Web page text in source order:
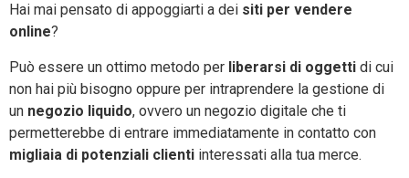
Hai mai pensato di appoggiarti a dei siti per vendere
online?
Può essere un ottimo metodo per liberarsi di oggetti di cui
non hai più bisogno oppure per intraprendere la gestione di
un negozio liquido, ovvero un negozio digitale che ti
permetterebbe di entrare immediatamente in contatto con
migliaia di potenziali clienti interessati alla tua merce.